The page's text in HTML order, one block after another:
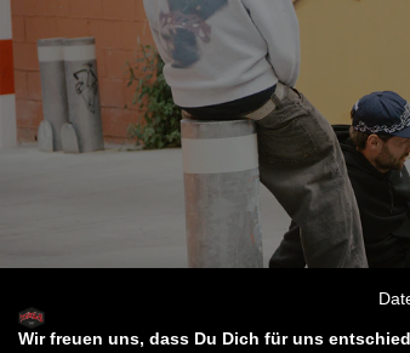
Wir freuen uns, dass Du Dich für uns